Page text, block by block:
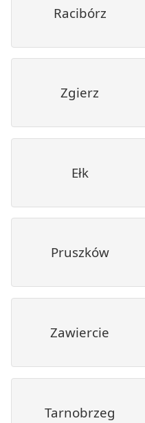
Racibórz
Zgierz
Ełk
Pruszków
Zawiercie
Tarnobrzeg